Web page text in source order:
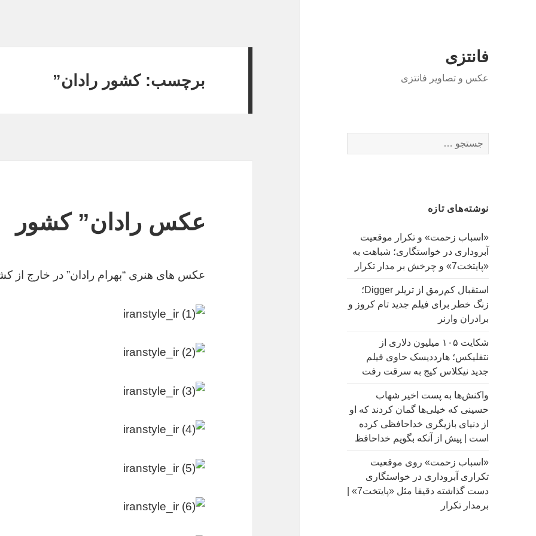
فانتزی
عکس و تصاویر فانتزی
س
ب
ا
ی
:
نوشته‌های تازه
«اسباب زحمت» و تکرار موقعیت
آبروداری در خواستگاری؛ شباهت به
«پایتخت7» و چرخش بر مدار تکرار
استقبال کم‌رمق از تریلر Digger؛
زنگ خطر برای فیلم جدید تام کروز و
برادران وارنر
شکایت ۱۰۵ میلیون دلاری از
نتفلیکس؛ هارددیسک حاوی فیلم
جدید نیکلاس کیج به سرقت رفت
واکنش‌ها به پست اخیر شهاب
حسینی که خیلی‌ها گمان کردند که او
از دنیای بازیگری خداحافظی کرده
است | پیش از آنکه بگویم خداحافظ
«اسباب زحمت» روی موقعیت
تکراری آبروداری در خواستگاری
دست گذاشته دقیقا مثل «پایتخت7» |
برمدار تکرار
برچسب: کشور رادان”
عکس رادان” کشور
عکس های هنری “بهرام رادان” در خارج از